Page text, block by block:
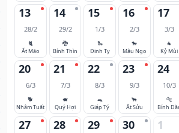
13
28/2
🐈
Ất Mão
14
29/2
🐉
Bính Thìn
15
1/3
🐍
Đinh Tỵ
16
2/3
🐎
Mậu Ngọ
17
3/3
🐐
Kỷ Mùi
20
6/3
🐕
Nhâm Tuất
21
7/3
🐖
Quý Hợi
22
8/3
🐀
Giáp Tý
23
9/3
🐂
Ất Sửu
24
10/3
🐅
Bính
27 28 29 30 1